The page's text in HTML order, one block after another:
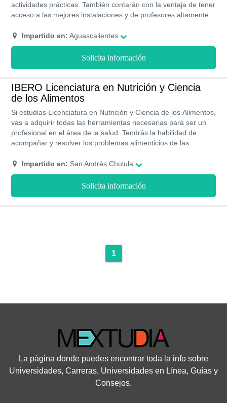
actividades prácticas. También contarán con la ventaja de tener
acceso a las mejores instalaciones y de profesores altamente
Impartido en: Aguascalientes
Solicita información
IBERO Licenciatura en Nutrición y Ciencia
de los Alimentos
Si estudias Licenciatura en Nutrición y Ciencia de los Alimentos,
vas a adquirir todas las herramientas necesarias para ser un
profesional en el área de la salud. Tendrás la habilidad de
acompañar y resolver los problemas alimenticios de las
muchas cosas más. Adicionalmente, durante la carrera puedes
hacer intercambios estudiantiles optando por diferentes becas
Impartido en: San Andrés Cholula
Solicita información
1
La página donde puedes encontrar toda la info sobre
Universidades, Carreras, Universidades en Línea, Guías y
Consejos.